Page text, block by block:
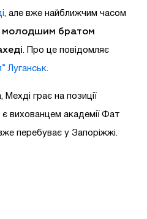
, але вже найближчим часом
молодшим братом
. Про це повідомляє
Луганськ
грає на позиції
вихованцем академії Фат
перебуває у Запоріжжі.